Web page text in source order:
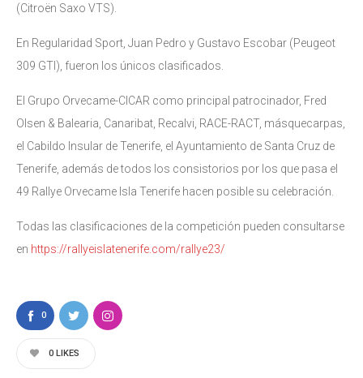
(Citroën Saxo VTS).
En Regularidad Sport, Juan Pedro y Gustavo Escobar (Peugeot
309 GTI), fueron los únicos clasificados.
El Grupo Orvecame-CICAR como principal patrocinador, Fred
Olsen & Balearia, Canaribat, Recalvi, RACE-RACT, másquecarpas,
el Cabildo Insular de Tenerife, el Ayuntamiento de Santa Cruz de
Tenerife, además de todos los consistorios por los que pasa el
49 Rallye Orvecame Isla Tenerife hacen posible su celebración.
Todas las clasificaciones de la competición pueden consultarse
en https://rallyeislatenerife.com/rallye23/
0
0 LIKES